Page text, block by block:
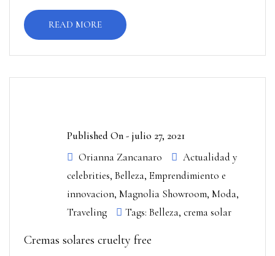
READ MORE
Published On - julio 27, 2021
Orianna Zancanaro
Actualidad y
celebrities, Belleza, Emprendimiento e
innovacion, Magnolia Showroom, Moda,
Traveling
Tags: Belleza, crema solar
Cremas solares cruelty free